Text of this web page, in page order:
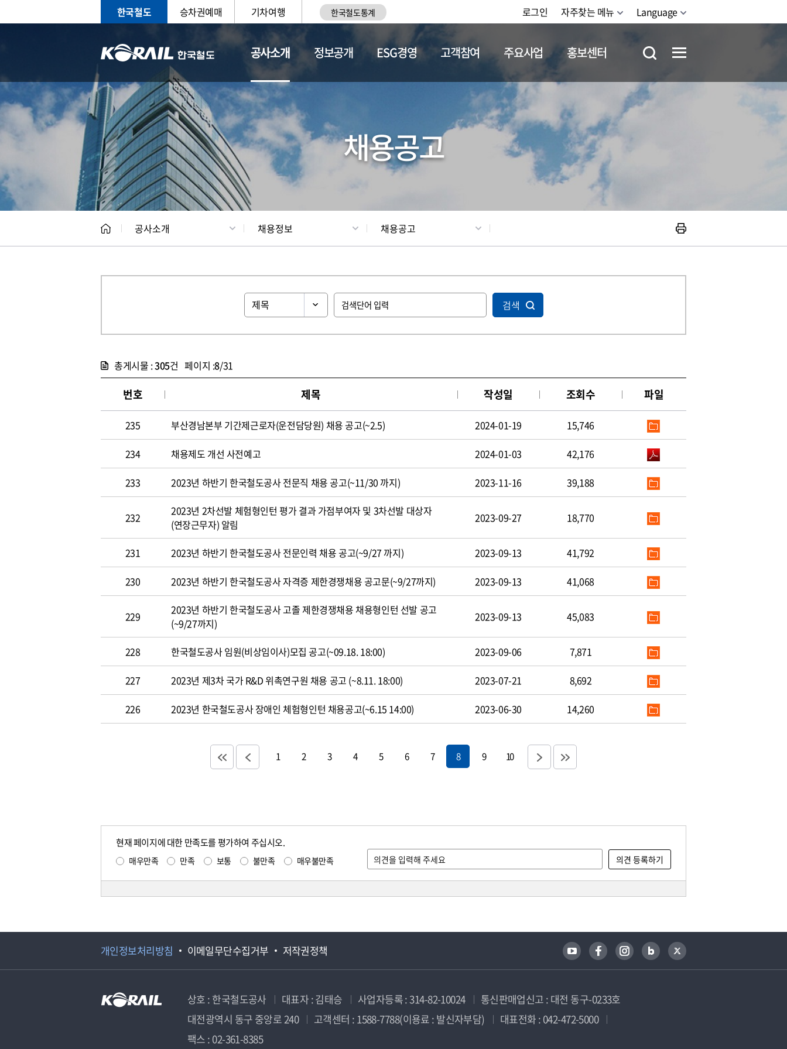
한국철도 승차권예매 기차여행 한국철도통계 로그인 자주찾는 메뉴 Language
공사소개
CEO 일반현황 채용정보
정보공개 ESG경영 고객참여 주요사업 홍보센터
채용공고
공사소개 채용정보 채용공고
검색
총게시물 :305건 페이지 :8/31
번호 제목 작성일 조회수 파일
235 부산경남본부 기간제근로자(운전담당원) 채용 공고(~2.5) 2024-01-19 15,746
234 채용제도 개선 사전예고 2024-01-03 42,176
233 2023년 하반기 한국철도공사 전문직 채용 공고(~11/30 까지) 2023-11-16 39,188
232
2023년 2차선발 체험형인턴 평가 결과 가점부여자 및 3차선발 대상자
(연장근무자) 알림
2023-09-27 18,770
231 2023년 하반기 한국철도공사 전문인력 채용 공고(~9/27 까지) 2023-09-13 41,792
230 2023년 하반기 한국철도공사 자격증 제한경쟁채용 공고문(~9/27까지) 2023-09-13 41,068
229
2023년 하반기 한국철도공사 고졸 제한경쟁채용 채용형인턴 선발 공고
(~9/27까지)
2023-09-13 45,083
228 한국철도공사 임원(비상임이사)모집 공고(~09.18. 18:00) 2023-09-06 7,871
227 2023년 제3차 국가 R&D 위촉연구원 채용 공고 (~8.11. 18:00) 2023-07-21 8,692
226 2023년 한국철도공사 장애인 체험형인턴 채용공고(~6.15 14:00) 2023-06-30 14,260
1 2 3 4 5 6 7 8 9 10
현재 페이지에 대한 만족도를 평가하여 주십시오.
매우만족 만족 보통 불만족 매우불만족
개인정보처리방침 이메일무단수집거부 저작권정책
상호 : 한국철도공사 대표자 : 김태승 사업자등록 : 314-82-10024
통신판매업신고 : 대전 동구-0233호
대전광역시 동구 중앙로 240
고객센터 : 1588-7788(이용료 : 발신자부담)
대표전화 : 042-472-5000
팩스 : 02-361-8385